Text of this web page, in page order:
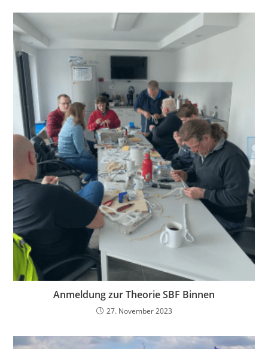
Anmeldung zur Theorie SBF Binnen
27. November 2023